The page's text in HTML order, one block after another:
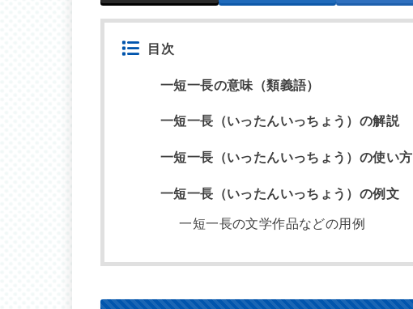
目次
一短一長の意味（類義語）
一短一長（いったんいっちょう）の解説
一短一長（いったんいっちょう）の使い方
一短一長（いったんいっちょう）の例文
一短一長の文学作品などの用例